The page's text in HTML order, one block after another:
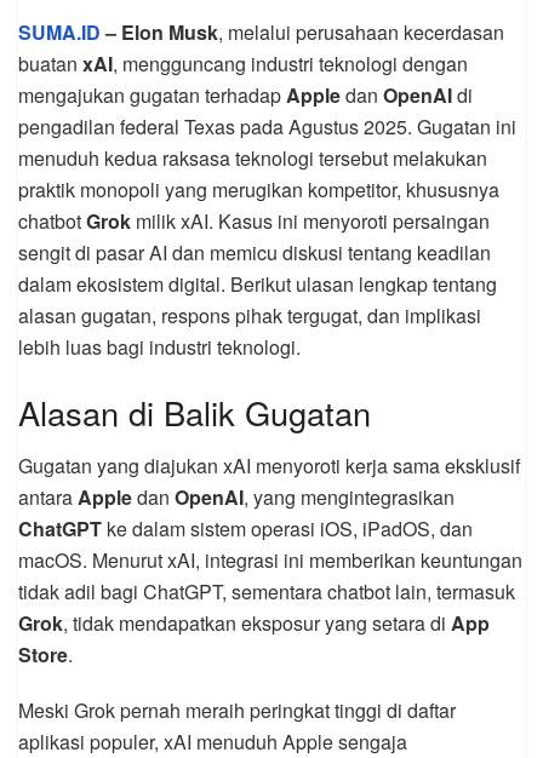
SUMA.ID– Elon Musk, melalui perusahaan kecerdasan
buatan xAI, mengguncang industri teknologi dengan
mengajukan gugatan terhadapAppledan OpenAIdi
pengadilan federal Texas pada Agustus 2025. Gugatan ini
menuduh kedua raksasa teknologi tersebut melakukan
praktik monopoli yang merugikan kompetitor, khususnya
chatbotGrok milik xAI. Kasus ini menyoroti persaingan
sengit di pasar AI dan memicu diskusi tentang keadilan
dalam ekosistem digital. Berikut ulasan lengkap tentang
alasan gugatan, respons pihak tergugat, dan implikasi
lebih luas bagi industri teknologi.
Alasan di Balik Gugatan
Gugatan yang diajukan xAI menyoroti kerja sama eksklusif
antaraAppledan OpenAI, yang mengintegrasikan
ChatGPT ke dalam sistem operasi iOS, iPadOS, dan
macOS. Menurut xAI, integrasi ini memberikan keuntungan
tidak adil bagi ChatGPT, sementara chatbot lain, termasuk
Grok, tidak mendapatkan eksposur yang setara di App
Store.
Meski Grok pernah meraih peringkat tinggi di daftar
aplikasi populer, xAI menuduh Apple sengaja